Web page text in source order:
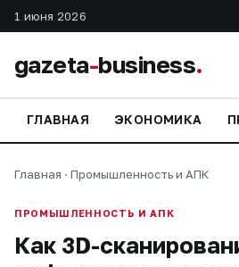
1 июня 2026
gazeta-business.
ГЛАВНАЯ ЭКОНОМИКА
Главная · Промышленность и АПК
ПРОМЫШЛЕННОСТЬ И АПК
Как 3D-